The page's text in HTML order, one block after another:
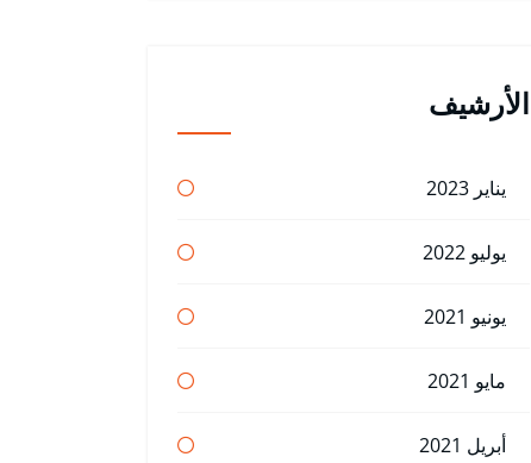
الأرشيف
يناير 2023
يوليو 2022
يونيو 2021
مايو 2021
أبريل 2021